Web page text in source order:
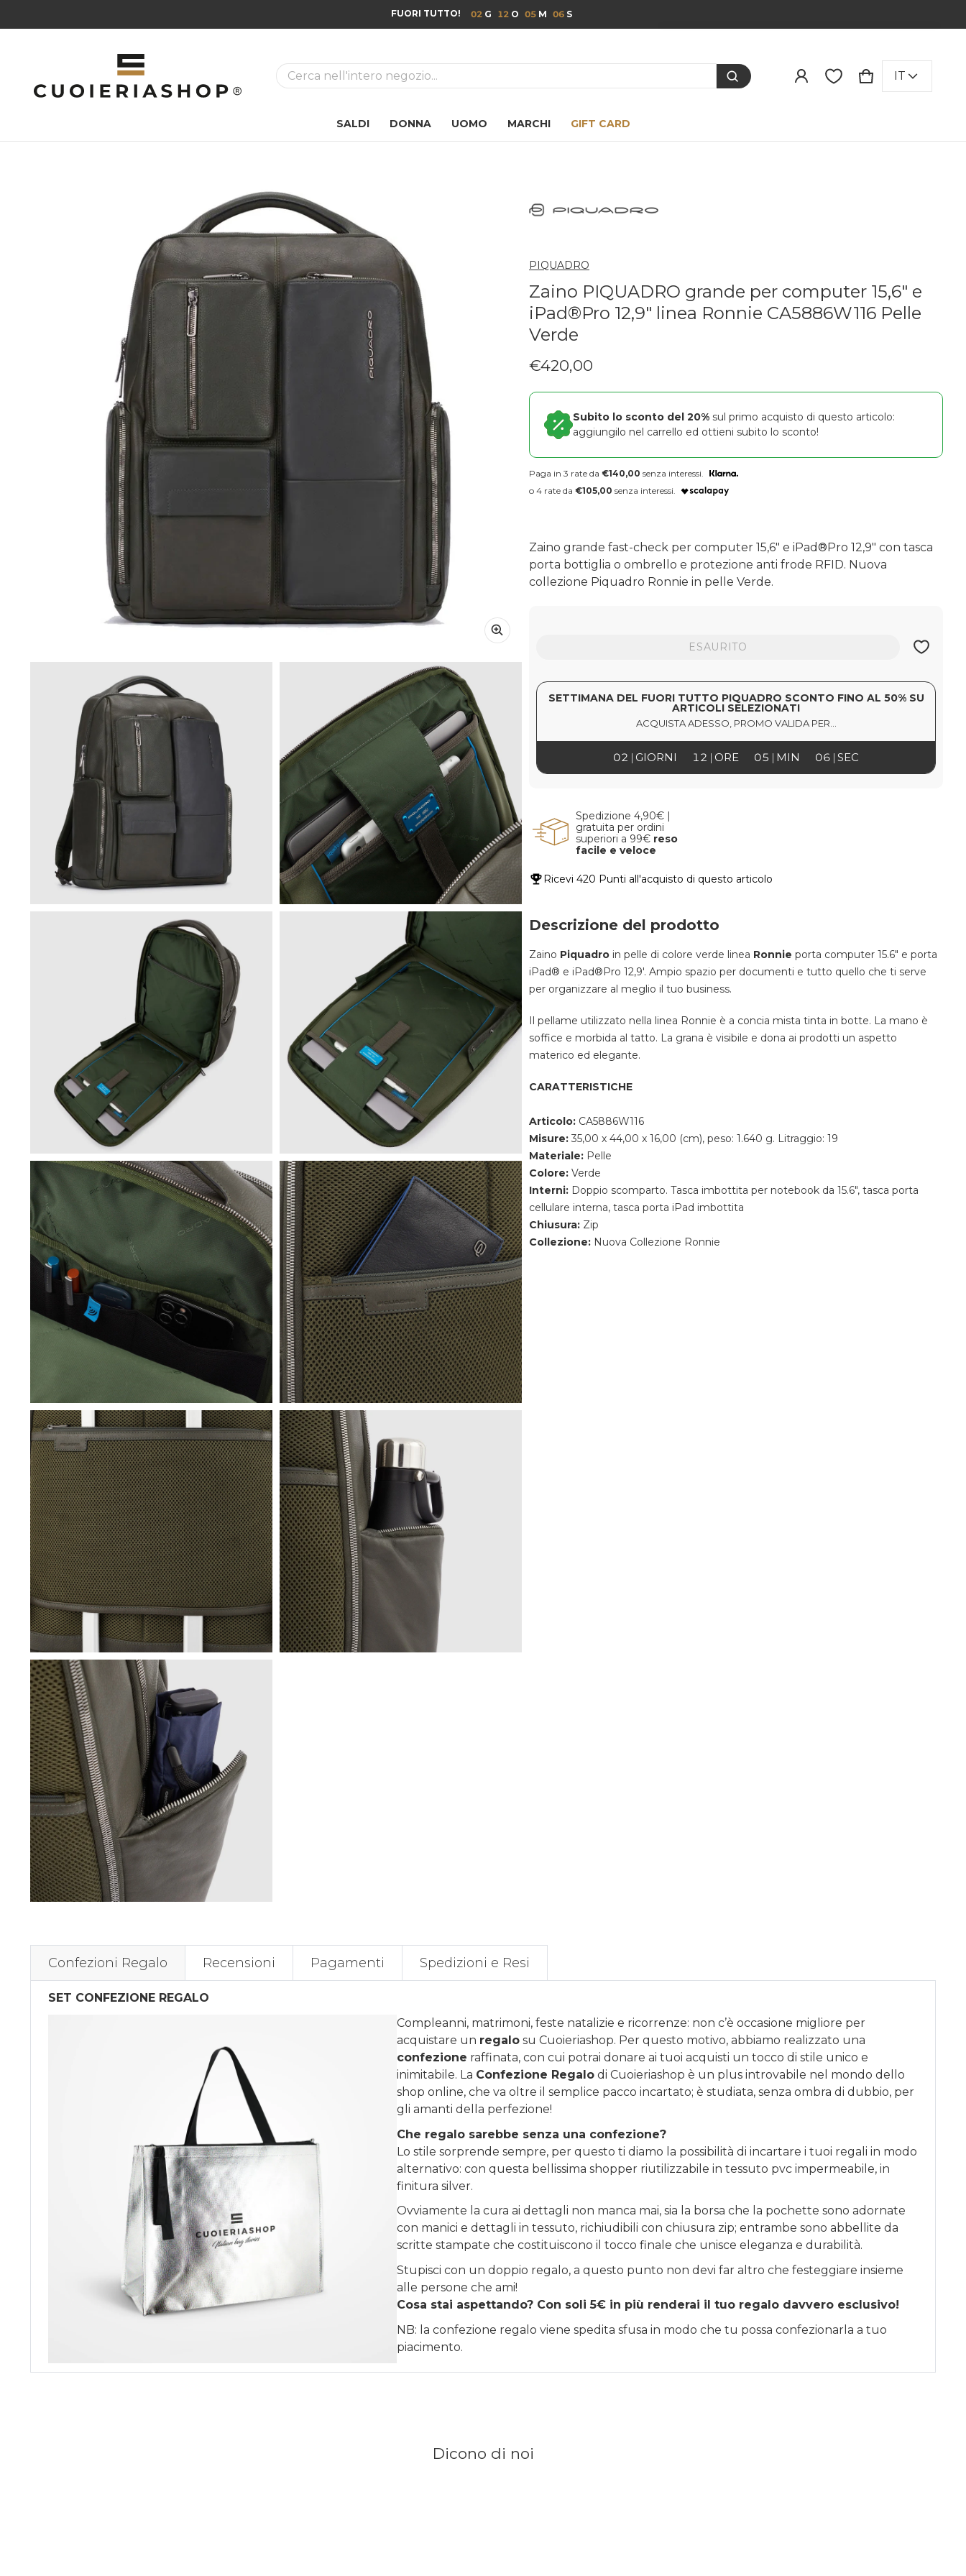
FUORI TUTTO! 02 12 05 05
La ricerca
SALDI DONNA UOMO MARCHI GIFT CARD
CARRELLO
0 ITEMS
IT
PIQUADRO
Zaino PIQUADRO grande per computer 15,6" e
iPad®Pro 12,9" linea Ronnie CA5886W116 Pelle
Verde
Prezzo regolare
€420,00
Subito lo sconto del 20% sul primo acquisto di questo articolo:
aggiungilo nel carrello ed ottieni subito lo sconto!
Paga in 3 rate da €140,00 senza interessi.
o 4 rate da €105,00 senza interessi.
Zaino grande fast-check per computer 15,6" e iPad®Pro 12,9" con tasca
porta bottiglia o ombrello e protezione anti frode RFID. Nuova
collezione Piquadro Ronnie in pelle Verde.
ESAURITO
SETTIMANA DEL FUORI TUTTO PIQUADRO SCONTO FINO AL 50% SU
ARTICOLI SELEZIONATI
ACQUISTA ADESSO, PROMO VALIDA PER...
02 12 05 05
GIORNI ORE MIN SEC
Spedizione 4,90€ |
gratuita per ordini
superiori a 99€ reso
facile e veloce
Ricevi 420 Punti all'acquisto di questo articolo
Descrizione del prodotto
Zaino Piquadro in pelle di colore verde linea Ronnie porta computer 15.6" e porta
iPad® e iPad®Pro 12,9'. Ampio spazio per documenti e tutto quello che ti serve
per organizzare al meglio il tuo business.
Il pellame utilizzato nella linea Ronnie è a concia mista tinta in botte. La mano è
soffice e morbida al tatto. La grana è visibile e dona ai prodotti un aspetto
materico ed elegante.
CARATTERISTICHE
Articolo: CA5886W116
Misure: 35,00 x 44,00 x 16,00 (cm), peso: 1.640 g. Litraggio: 19
Materiale: Pelle
Colore: Verde
Interni: Doppio scomparto. Tasca imbottita per notebook da 15.6", tasca porta
cellulare interna, tasca porta iPad imbottita
Chiusura: Zip
Collezione: Nuova Collezione Ronnie
Confezioni Regalo Recensioni Pagamenti Spedizioni e Resi
SET CONFEZIONE REGALO
Compleanni, matrimoni, feste natalizie e ricorrenze: non c’è occasione migliore per
acquistare un regalo su Cuoieriashop. Per questo motivo, abbiamo realizzato una
confezione raffinata, con cui potrai donare ai tuoi acquisti un tocco di stile unico e
inimitabile. La Confezione Regalo di Cuoieriashop è un plus introvabile nel mondo dello
shop online, che va oltre il semplice pacco incartato; è studiata, senza ombra di dubbio, per
gli amanti della perfezione!
Che regalo sarebbe senza una confezione?
Lo stile sorprende sempre, per questo ti diamo la possibilità di incartare i tuoi regali in modo
alternativo: con questa bellissima shopper riutilizzabile in tessuto pvc impermeabile, in
finitura silver.
Ovviamente la cura ai dettagli non manca mai, sia la borsa che la pochette sono adornate
con manici e dettagli in tessuto, richiudibili con chiusura zip; entrambe sono abbellite da
scritte stampate che costituiscono il tocco finale che unisce eleganza e durabilità.
Stupisci con un doppio regalo, a questo punto non devi far altro che festeggiare insieme
alle persone che ami!
Cosa stai aspettando? Con soli 5€ in più renderai il tuo regalo davvero esclusivo!
NB: la confezione regalo viene spedita sfusa in modo che tu possa confezionarla a tuo
piacimento.
Dicono di noi